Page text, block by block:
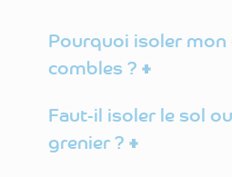
Pourquoi isoler mon
combles ?
Faut-il isoler le sol
grenier ?